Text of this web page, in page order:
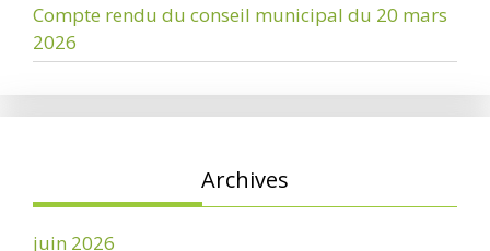
Compte rendu du conseil municipal du 20 mars
2026
Archives
juin 2026